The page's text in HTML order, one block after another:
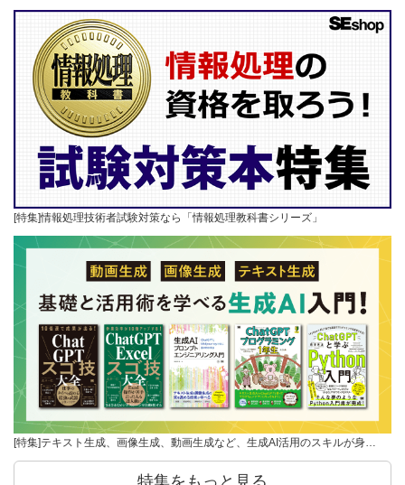
[特集]情報処理技術者試験対策なら「情報処理教科書シリーズ」
[特集]テキスト生成、画像生成、動画生成など、生成AI活用のスキルが身…